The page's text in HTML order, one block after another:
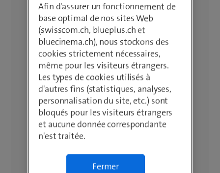
Afin d'assurer un fonctionnement de
base optimal de nos sites Web
(swisscom.ch, blueplus.ch et
bluecinema.ch), nous stockons des
cookies strictement nécessaires,
même pour les visiteurs étrangers.
Les types de cookies utilisés à
d'autres fins (statistiques, analyses,
personnalisation du site, etc.) sont
bloqués pour les visiteurs étrangers
et aucune donnée correspondante
n'est traitée.
Fermer